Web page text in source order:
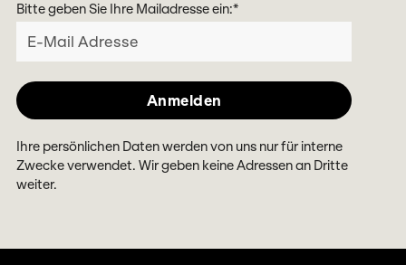
Bitte geben Sie Ihre Mailadresse ein:*
Ihre persönlichen Daten werden von uns nur für interne
Zwecke verwendet. Wir geben keine Adressen an Dritte
weiter.